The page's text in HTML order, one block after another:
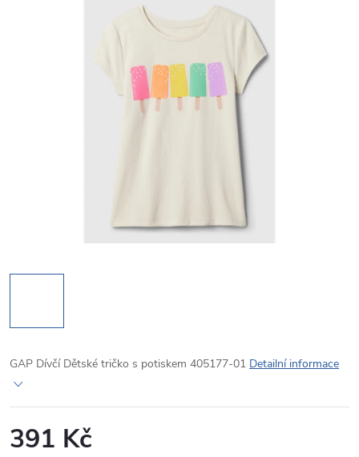
GAP Dívčí Dětské tričko s potiskem 405177-01 Detailní informace
391 Kč